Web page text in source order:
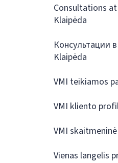
Consultations
Klaipėda
Консультации
Klaipėda
VMI teikiamos
VMI kliento
VMI
Vienas langelis